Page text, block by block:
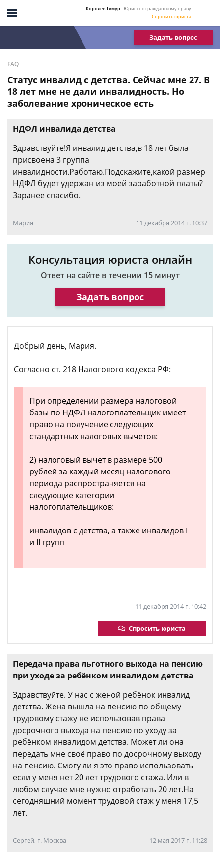
Королёв Тимур- Юрист по гражданскому праву
Спросить юриста
Задать вопрос
FAQ
Статус инвалид с детства. Сейчас мне 27. В
18 лет мне не дали инвалидность. Но
заболевание хроническое есть
НДФЛ инвалида детства
Здравствуйте!Я инвалид детства,в 18 лет была
присвоена 3 группа
инвалидности.Работаю.Подскажите,какой размер
НДФЛ будет удержан из моей заработной платы?
Заранее спасибо.
Мария 11 декабря 2014 г. 10:37
Консультация юриста онлайн
Ответ на сайте в течении 15 минут
Задать вопрос
Добрый день, Мария.
Согласно ст. 218 Налогового кодекса РФ:
При определении размера налоговой
базы по НДФЛ налогоплательщик имеет
право на получение следующих
стандартных налоговых вычетов:
2) налоговый вычет в размере 500
рублей за каждый месяц налогового
периода распространяется на
следующие категории
налогоплательщиков:
инвалидов с детства, а также инвалидов I
и II групп
11 декабря 2014 г. 10:42
Спросить юриста
Передача права льготного выхода на пенсию
при уходе за ребёнком инвалидом детства
Здравствуйте. У нас с женой ребёнок инвалид
детства. Жена вышла на пенсию по общему
трудовому стажу не использовав права
досрочного выхода на пенсию по уходу за
ребёнком инвалидом детства. Может ли она
передать мне своё право по досрочному выходу
на пенсию. Смогу ли я это право использовать
если у меня нет 20 лет трудового стажа. Или в
любом случае мне нужно отработать 20 лет.На
сегодняшний момент трудовой стаж у меня 17,5
лет.
Сергей, г. Москва 12 мая 2017 г. 11:28